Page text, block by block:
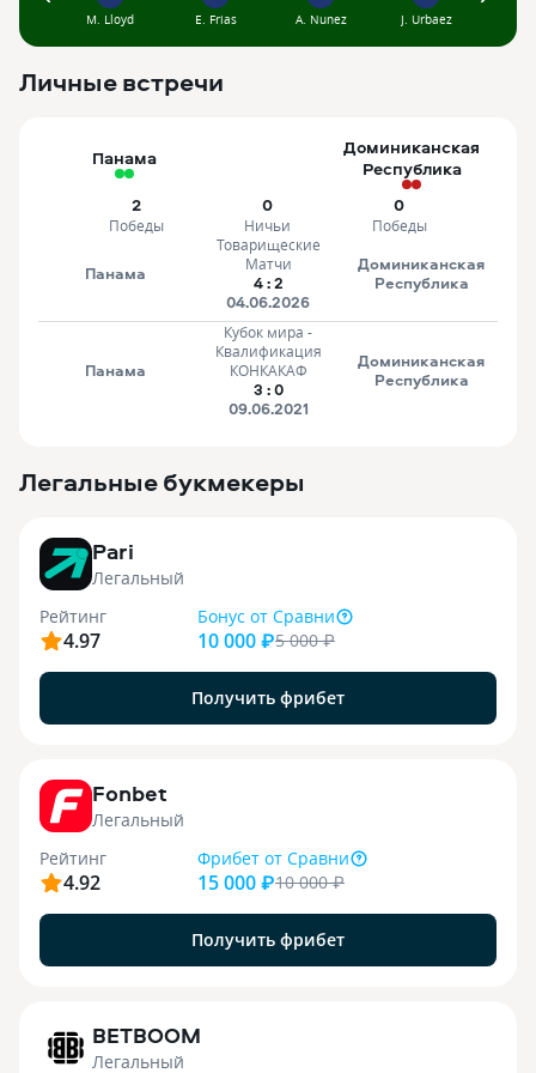
C. Yanis
V. Griffith
C. Martinez
T. Rodriguez
M. Lloyd E. Frias A. Nunez J. Urbaez
Личные встречи
Панама
Доминиканская
Республика
2
Победы
0
Ничьи
0
Победы
Панама
Товарищеские
Матчи
4:2
04.06.2026
Доминиканская
Республика
Панама
Кубок мира -
Квалификация
КОНКАКАФ
3 :0
09.06.2021
Доминиканская
Республика
Легальные букмекеры
Pari
Легальный
Рейтинг
4.97
Бонус от Сравни
10 000 ₽5 000₽
Получить фрибет
Fonbet
Легальный
Рейтинг
4.92
Фрибет от Сравни
15 000 ₽10 000₽
Получить фрибет
BETBOOM
Легальный